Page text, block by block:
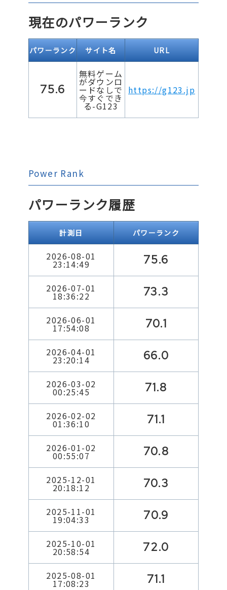
現在のパワーランク
パワーランク サイト名 URL
75.6
無料ゲーム
がダウンロ
ードなしで
今すぐでき
る-G123
https://g123.jp
Power Rank
パワーランク履歴
計測日 パワーランク
2026-08-01
23:14:49 75.6
2026-07-01
18:36:22 73.3
2026-06-01
17:54:08 70.1
2026-04-01
23:20:14 66.0
2026-03-02
00:25:45 71.8
2026-02-02
01:36:10 71.1
2026-01-02
00:55:07 70.8
2025-12-01
20:18:12 70.3
2025-11-01
19:04:33 70.9
2025-10-01
20:58:54 72.0
2025-08-01
17:08:23 71.1